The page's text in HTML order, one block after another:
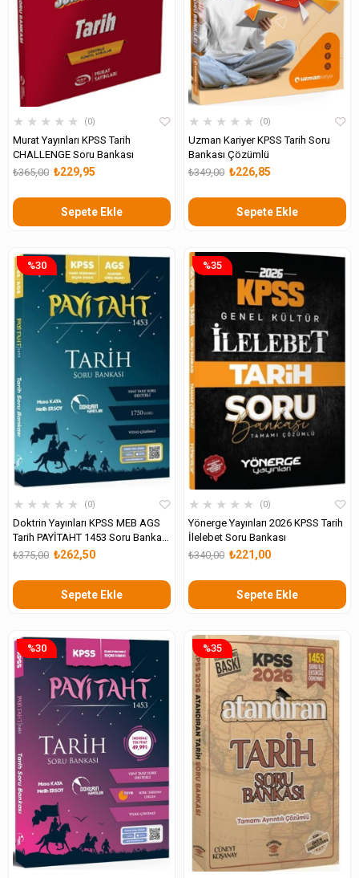
★ ★ ★ ★ ★ 0
Murat Yayınları KPSS Tarih
CHALLENGE Soru Bankası
₺229,95
₺365,00
Sepete Ekle
★ ★ ★ ★ ★ 0
Uzman Kariyer KPSS Tarih Soru
Bankası Çözümlü
₺226,85
₺349,00
Sepete Ekle
★ ★ ★ ★ ★ 0
Doktrin Yayınları KPSS MEB AGS
Tarih PAYİTAHT 1453 Soru Bankası
Çözümlü₺262,50
₺375,00
Sepete Ekle
%30
★ ★ ★ ★ ★ 0
Yönerge Yayınları 2026 KPSS Tarih
İlelebet Soru Bankası
₺221,00
₺340,00
Sepete Ekle
%35
%30 %35